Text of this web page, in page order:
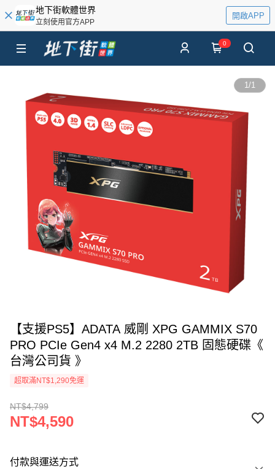
地下街軟體世界
立刻使用官方APP
開啟APP
0
1/1
【支援PS5】ADATA 威剛 XPG GAMMIX S70
PRO PCIe Gen4 x4 M.2 2280 2TB 固態硬碟《
台灣公司貨 》
超取滿NT$1,290免運
NT$4,799
NT$4,590
付款與運送方式